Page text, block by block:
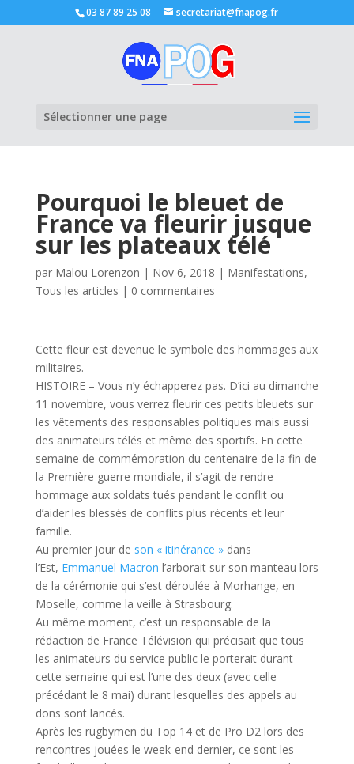
03 87 89 25 08 secretariat@fnapog.fr
Sélectionner une page
Pourquoi le bleuet de
France va fleurir jusque
sur les plateaux télé
par Malou Lorenzon | Nov 6, 2018 | Manifestations,
Tous les articles | 0 commentaires
Cette fleur est devenue le symbole des hommages aux
militaires.
HISTOIRE – Vous n’y échapperez pas. D’ici au dimanche
11 novembre, vous verrez fleurir ces petits bleuets sur
les vêtements des responsables politiques mais aussi
des animateurs télés et même des sportifs. En cette
semaine de commémoration du centenaire de la fin de
la Première guerre mondiale, il s’agit de rendre
hommage aux soldats tués pendant le conflit ou
d’aider les blessés de conflits plus récents et leur
famille.
Au premier jour de son « itinérance »dans
l’Est, Emmanuel Macron l’arborait sur son manteau lors
de la cérémonie qui s’est déroulée à Morhange, en
Moselle, comme la veille à Strasbourg.
Au même moment, c’est un responsable de la
rédaction de France Télévision qui précisait que tous
les animateurs du service public le porterait durant
cette semaine qui est l’une des deux (avec celle
précédant le 8 mai) durant lesquelles des appels au
dons sont lancés.
Après les rugbymen du Top 14 et de Pro D2 lors des
rencontres jouées le week-end dernier, ce sont les